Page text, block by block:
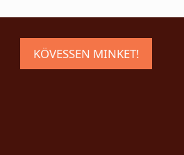
KÖVESSEN MINKET!